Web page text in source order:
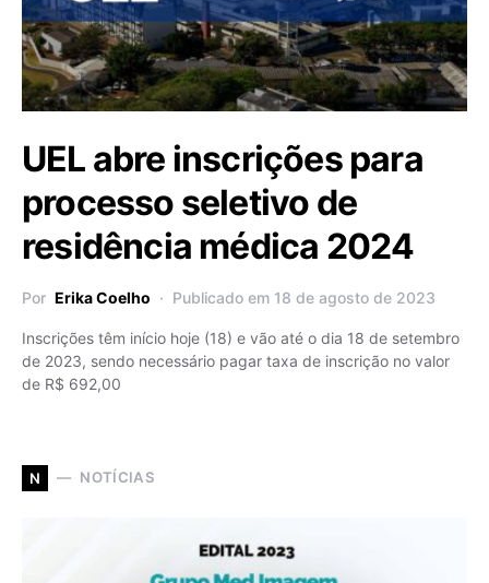
UEL abre inscrições para
processo seletivo de
residência médica 2024
Por Erika Coelho Publicado em 18 de agosto de 2023
Inscrições têm início hoje (18) e vão até o dia 18 de setembro
de 2023, sendo necessário pagar taxa de inscrição no valor
de R$ 692,00
N NOTÍCIAS